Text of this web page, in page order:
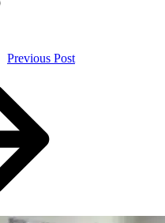
Previous Post